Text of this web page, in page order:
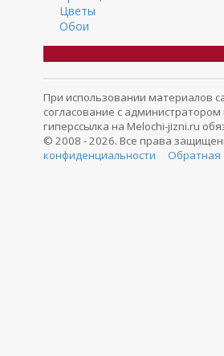
Цветы
Обои
При использовании материалов
согласование с администратором
гиперссылка на Melochi-jizni.ru
© 2008 - 2026. Все права
конфиденциальности
Обратная